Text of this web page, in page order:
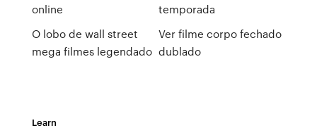
online
O lobo de wall street
mega filmes legendado
temporada
Ver filme corpo fechado
dublado
Learn